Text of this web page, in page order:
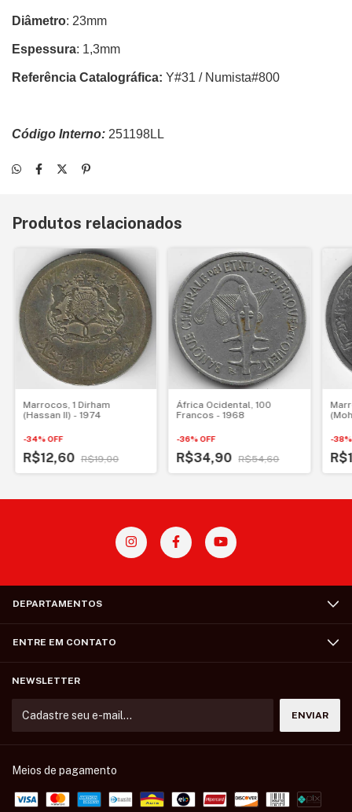
Diâmetro: 23mm
Espessura: 1,3mm
Referência Catalográfica: Y#31 / Numista#800
Código Interno: 251198LL
Produtos relacionados
Marrocos, 1 Dirham
(Hassan II) - 1974
-34%OFF
R$12,60 R$19,00
África Ocidental, 100
Francos - 1968
-36%OFF
R$34,90 R$54,60
-38
DEPARTAMENTOS
ENTRE EM CONTATO
NEWSLETTER
Meios de pagamento